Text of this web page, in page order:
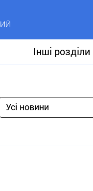
Інші розділи
Усі новини